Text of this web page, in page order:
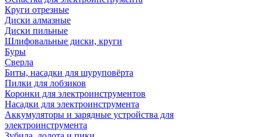
Круги отрезные
Диски алмазные
Диски пильные
Шлифовальные диски, круги
Буры
Сверла
Биты, насадки для шуруповёрта
Пилки для лобзиков
Коронки для электроинструментов
Насадки для электроинструмента
Аккумуляторы и зарядные устройства для
электроинструмента